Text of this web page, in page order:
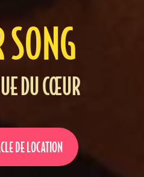
DU CŒUR
DE LOCATION